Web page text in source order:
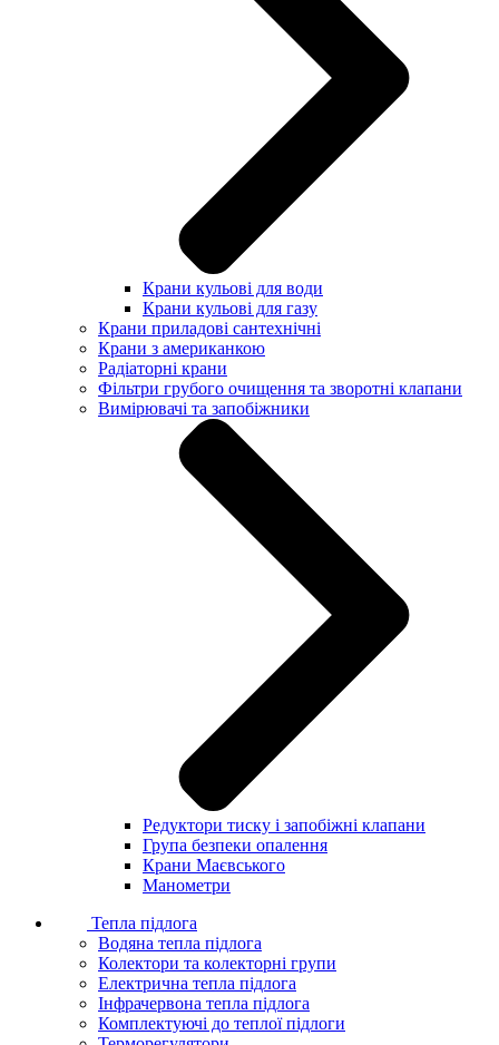
Крани кульові для води
Крани кульові для газу
Крани приладові сантехнічні
Крани з американкою
Радіаторні крани
Фільтри грубого очищення та зворотні клапани
Вимірювачі та запобіжники
Редуктори тиску і запобіжні клапани
Група безпеки опалення
Крани Маєвського
Манометри
Тепла підлога
Водяна тепла підлога
Колектори та колекторні групи
Електрична тепла підлога
Інфрачервона тепла підлога
Комплектуючі до теплої підлоги